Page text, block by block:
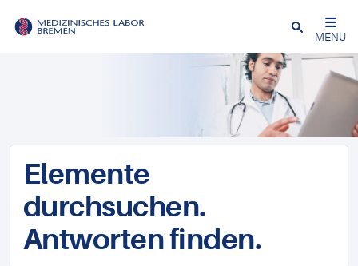
Schließen
MENU
Elemente
durchsuchen.
Antworten finden.